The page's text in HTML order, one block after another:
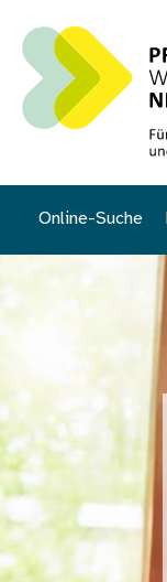
Direkt zum Inhalt
Online-Suche